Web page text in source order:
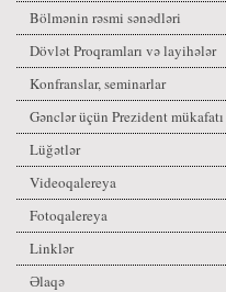
Bölmənin rəsmi sənədləri
Dövlət Proqramları və layihələr
Konfranslar, seminarlar
Gənclər üçün Prezident mükafatı
Lüğətlər
Videoqalereya
Fotoqalereya
Linklər
Əlaqə